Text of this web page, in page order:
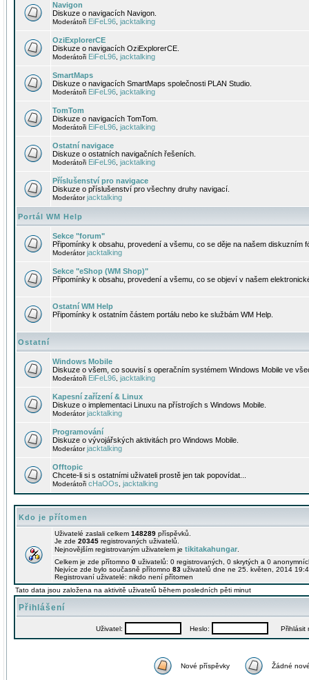
Navigon
Diskuze o navigacích Navigon.
Moderátoři EiFeL96 jacktalking
OziExplorerCE
Diskuze o navigacích OziExplorerCE.
Moderátoři EiFeL96 jacktalking
SmartMaps
Diskuze o navigacích SmartMaps společnosti PLAN Studio.
Moderátoři EiFeL96 jacktalking
TomTom
Diskuze o navigacích TomTom.
Moderátoři EiFeL96 jacktalking
Ostatní navigace
Diskuze o ostatních navigačních řešeních.
Moderátoři EiFeL96 jacktalking
Příslušenství pro navigace
Diskuze o příslušenství pro všechny druhy navigací.
Moderátorjacktalking
Portál WM Help
Sekce "forum"
Připomínky k obsahu, provedení a všemu, co se děje na našem diskuzním
Moderátorjacktalking
Sekce "eShop (WM Shop)"
Připomínky k obsahu, provedení a všemu, co se objeví v našem
Ostatní WM Help
Připomínky k ostatním částem portálu nebo ke službám WM Help.
Ostatní
Windows Mobile
Diskuze o všem, co souvisí s operačním systémem Windows Mobile ve
Moderátoři EiFeL96 jacktalking
Kapesní zařízení & Linux
Diskuze o implementaci Linuxu na přístrojích s Windows Mobile.
Moderátorjacktalking
Programování
Diskuze o vývojářských aktivitách pro Windows Mobile.
Moderátorjacktalking
Offtopic
Chcete-li si s ostatními uživateli prostě jen tak popovídat...
Moderátoři cHaOOs jacktalking
Kdo je přítomen
Uživatelé zaslali celkem 148289 příspěvků.
Je zde 20345 registrovaných uživatelů.
Nejnovějším registrovaným uživatelem je tikitakahungar
Celkem je zde přítomno 0 uživatelů: 0 registrovaných, 0 skrytých a 0
Nejvíce zde bylo současně přítomno 83 uživatelů dne ne 25. květen, 2014
Registrovaní uživatelé: nikdo není přítomen
Tato data jsou založena na aktivitě uživatelů během posledních pěti minut
Přihlášení
Uživatel: Heslo: Přihlásit
Nové příspěvky Žádné